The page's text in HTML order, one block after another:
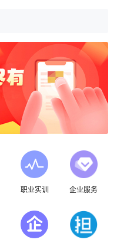
职业实训 企业服务